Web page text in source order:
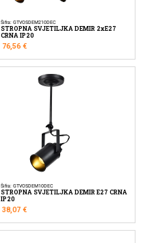
Šifra: GTVOSDEM210DEC
STROPNA SVJETILJKA DEMIR 2xE27
CRNA IP20
76,56 €
Šifra: GTVOSDEM10DEC
STROPNA SVJETILJKA DEMIR E27 CRNA
IP20
38,07 €